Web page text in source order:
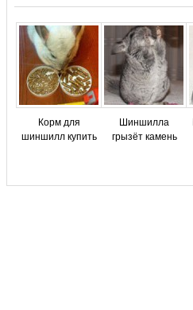
Корм для
шиншилл купить
Шиншилла
грызёт камень